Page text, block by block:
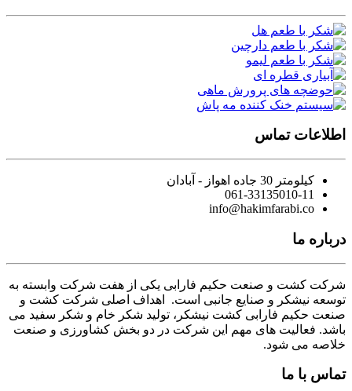
اطلاعات تماس
کیلومتر 30 جاده اهواز - آبادان
061-33135010-11
info@hakimfarabi.co
درباره ما
شرکت کشت و صنعت حکیم فارابی یکی از هفت شرکت وابسته به
توسعه نیشکر و صنایع جانبی است. اهداف اصلی شرکت کشت و
صنعت حکیم فارابی کشت نیشکر، تولید شکر خام و شکر سفید می
باشد. فعالیت های مهم این شرکت در دو بخش کشاورزی و صنعت
خلاصه می شود.
تماس با ما